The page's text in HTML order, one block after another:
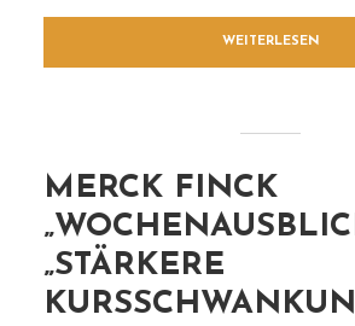
WEITERLESEN
MERCK FINCK
„STÄRKERE